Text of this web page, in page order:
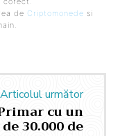
de Criptomonede si
Articolul următor
cu un
30.000 de